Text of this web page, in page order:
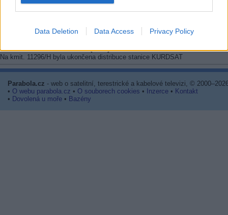
Data Deletion Data Access Privacy Policy
Ve stejném muxu pokračuje stanice v HD rozlišení
Na freq. 12092/H skončila stanice PTV GLOBAL
1/2: Eutelsat Hot Bird (13E): Kurdsat
Na kmit. 11296/H byla ukončena distribuce stanice KURDSAT
Parabola.cz - web o satelitní, terestrické a kabelové televizi, ©
• O webu parabola.cz • O souborech cookies • Inzerce • Kontakt
• Dovolená u moře • Bazény